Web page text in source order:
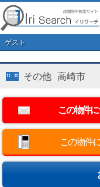
ゲスト
その他 高崎市
この物件